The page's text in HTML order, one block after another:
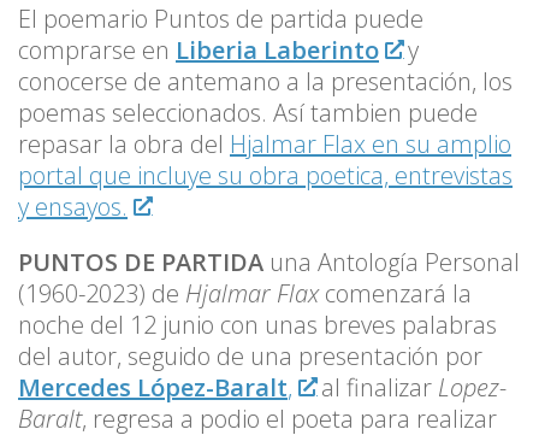
El poemario Puntos de partida puede
comprarse en Liberia Laberinto
y
conocerse de antemano a la presentación, los
poemas seleccionados. Así tambien puede
repasar la obra del Hjalmar Flax en su amplio
portal que incluye su obra poetica, entrevistas
y ensayos.
PUNTOS DE PARTIDA una Antología Personal
(1960-2023) de Hjalmar Flaxcomenzará la
noche del 12 junio con unas breves palabras
del autor, seguido de una presentación por
Mercedes López-Baralt, al finalizar Lopez-
Baralt, regresa a podio el poeta para realizar